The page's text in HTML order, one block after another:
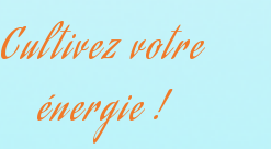
Cultivez votre
énergie !